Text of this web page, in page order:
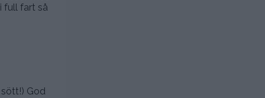
full fart så
God